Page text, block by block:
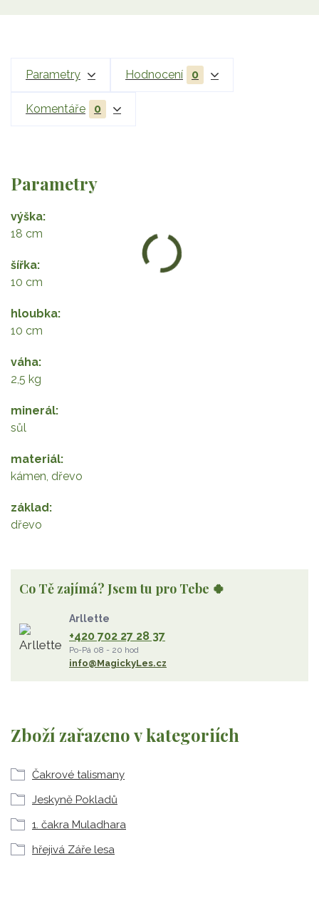
Parametry Hodnocení 0
Komentáře 0
Parametry
výška
18 cm
šířka
10 cm
hloubka
10 cm
váha
2,5 kg
minerál
sůl
materiál
kámen, dřevo
základ
dřevo
Zboží zařazeno v kategoriích
Čakrové talismany
Jeskyně Pokladů
1. čakra Muladhara
hřejivá Záře lesa
Co Tě zajímá? Jsem tu pro Tebe 🍀
Arllette
+420 702 27 28 37
Po-Pá 08 - 20 hod
info@MagickyLes.cz